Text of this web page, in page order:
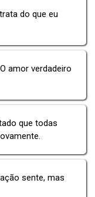
do que eu
amor verdadeiro
que todas
sente, mas